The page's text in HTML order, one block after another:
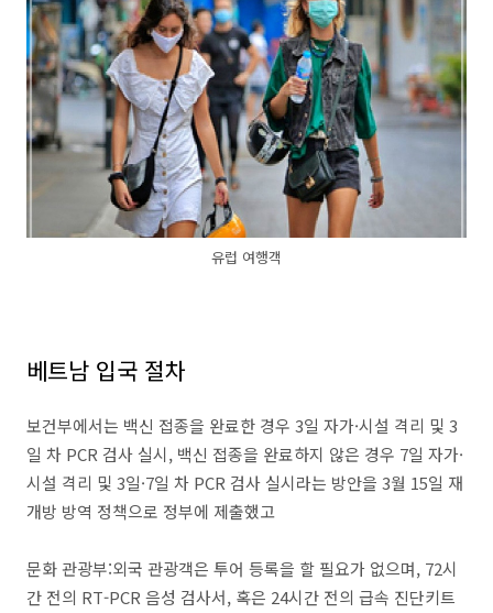
유럽 여행객
베트남 입국 절차
보건부에서는 백신 접종을 완료한 경우 3일 자가·시설 격리 및 3
일 차 PCR 검사 실시, 백신 접종을 완료하지 않은 경우 7일 자가·
시설 격리 및 3일·7일 차 PCR 검사 실시라는 방안을 3월 15일 재
개방 방역 정책으로 정부에 제출했고
문화 관광부:외국 관광객은 투어 등록을 할 필요가 없으며, 72시
간 전의 RT-PCR 음성 검사서, 혹은 24시간 전의 급속 진단키트